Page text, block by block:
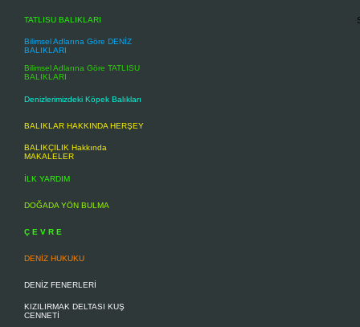
TATLISU BALIKLARI
Bilimsel Adlarına Göre DENİZ
BALIKLARI
Bilimsel Adlarına Göre TATLISU
BALIKLARI
Denizlerimizdeki Köpek Balıkları
BALIKLAR HAKKINDA HERŞEY
BALIKÇILIK Hakkında
MAKALELER
İLK YARDIM
DOĞADA YÖN BULMA
Ç E V R E
DENİZ HUKUKU
DENİZ FENERLERİ
KIZILIRMAK DELTASI KUŞ
CENNETİ